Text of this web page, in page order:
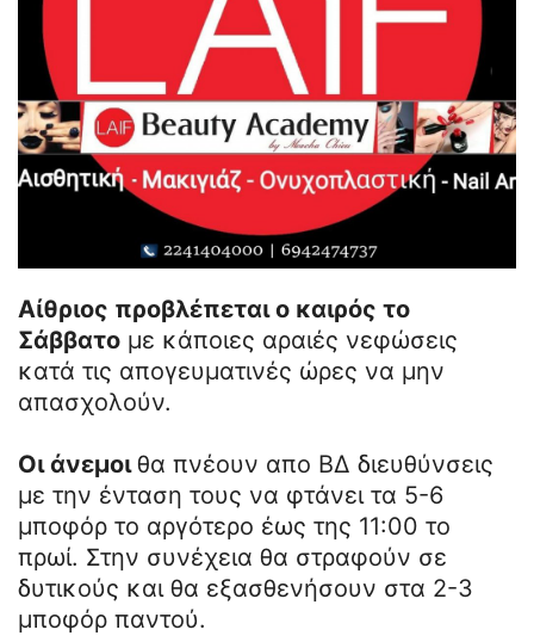
Αίθριος προβλέπεται ο καιρός το
Σάββατο με κάποιες αραιές νεφώσεις
κατά τις απογευματινές ώρες να μην
απασχολούν.
Οι άνεμοιθα πνέουν απο ΒΔ διευθύνσεις
με την ένταση τους να φτάνει τα 5-6
μποφόρ το αργότερο έως της 11:00 το
πρωί. Στην συνέχεια θα στραφούν σε
δυτικούς και θα εξασθενήσουν στα 2-3
μποφόρ παντού.